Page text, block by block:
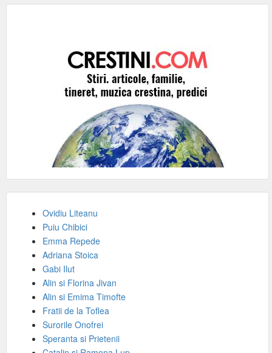
Ovidiu Liteanu
Puiu Chibici
Emma Repede
Adriana Stoica
Gabi Ilut
Alin si Florina Jivan
Alin si Emima Timofte
Fratii de la Toflea
Surorile Onofrei
Speranta si Prietenii